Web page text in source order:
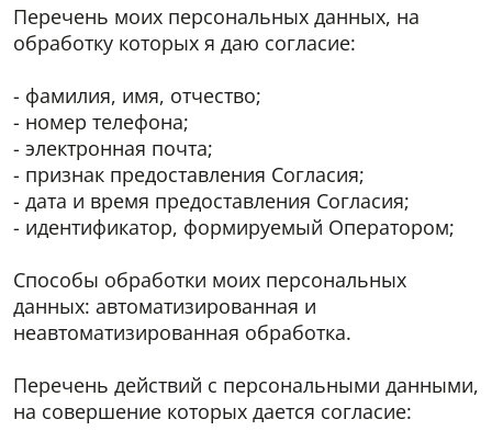
Мобильный телефон*
*
Комментарии
*
Номер телефона*
Сообщение*
Перечень моих персональных данных, на
обработку которых я даю согласие:
- фамилия, имя, отчество;
- номер телефона;
- электронная почта;
- признак предоставления Согласия;
- дата и время предоставления Согласия;
- идентификатор, формируемый Оператором;
Способы обработки моих персональных
данных: автоматизированная и
неавтоматизированная обработка.
Перечень действий с персональными данными,
на совершение которых дается согласие: